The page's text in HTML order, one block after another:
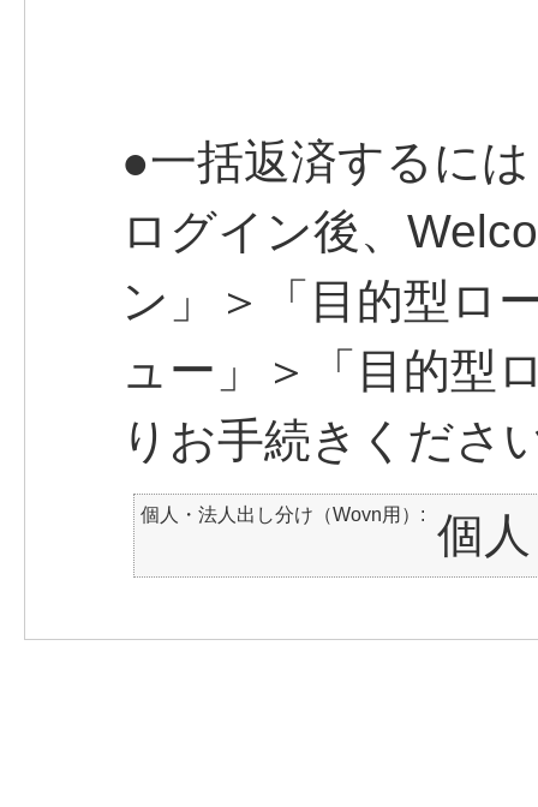
●一括返済するには
ログイン後、
ン」＞「目的型ロ
ュー」＞「目的型
りお手続きくださ
個人・法人出し分け（Wovn用） 個人